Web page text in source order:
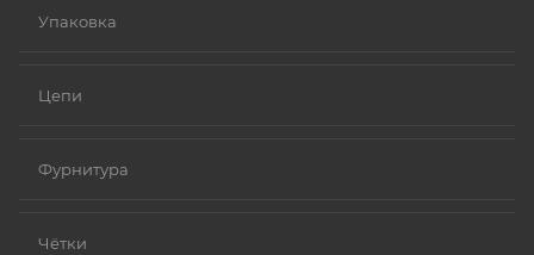
Упаковка
Цепи
Фурнитура
Чётки